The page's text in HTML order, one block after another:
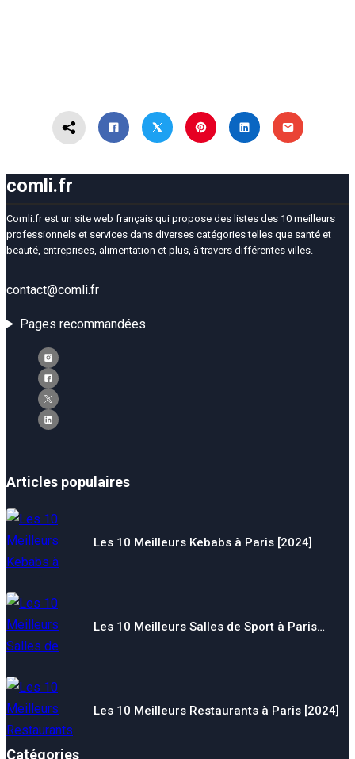
comli.fr
Comli.fr est un site web français qui propose des listes des 10 meilleurs
professionnels et services dans diverses catégories telles que santé et
beauté, entreprises, alimentation et plus, à travers différentes villes.
contact@comli.fr
Pages recommandées
Articles populaires
Les 10 Meilleurs Kebabs à Paris [2024]
Les 10 Meilleurs Salles de Sport à Paris…
Les 10 Meilleurs Restaurants à Paris [2024]
Catégories